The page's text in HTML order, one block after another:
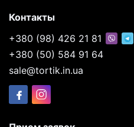
Контакты
+380 (98) 426 21 81
+380 (50) 584 91 64
sale@tortik.in.ua